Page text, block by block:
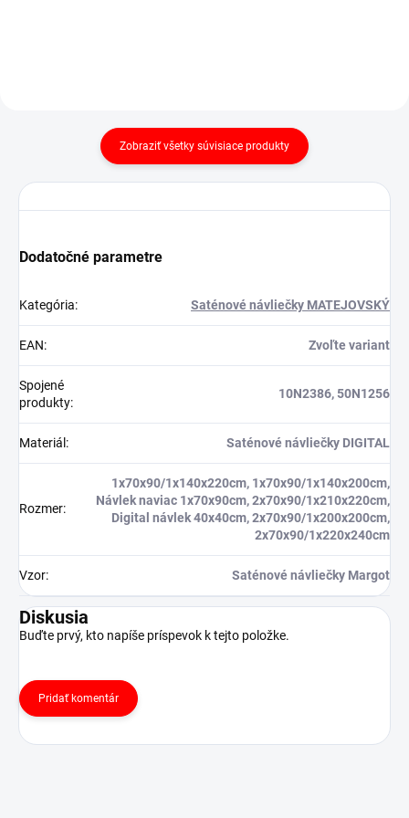
Zobraziť všetky súvisiace produkty
Dodatočné parametre
Kategória: Saténové návliečky MATEJOVSKÝ
EAN: Zvoľte variant
Spojené
produkty:
10N2386, 50N1256
Materiál : Saténové návliečky DIGITAL
Rozmer:
1x70x90/1x140x220cm, 1x70x90/1x140x200cm,
Návlek naviac 1x70x90cm, 2x70x90/1x210x220cm,
Digital návlek 40x40cm, 2x70x90/1x200x200cm,
2x70x90/1x220x240cm
Vzor: Saténové návliečky Margot
Diskusia
Buďte prvý, kto napíše príspevok k tejto položke.
Pridať komentár